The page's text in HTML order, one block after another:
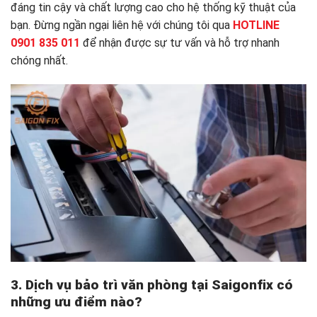
đáng tin cậy và chất lượng cao cho hệ thống kỹ thuật của
bạn. Đừng ngần ngại liên hệ với chúng tôi qua HOTLINE
0901 835 011 để nhận được sự tư vấn và hỗ trợ nhanh
chóng nhất.
3. Dịch vụ bảo trì văn phòng tại Saigonfix có
những ưu điểm nào?